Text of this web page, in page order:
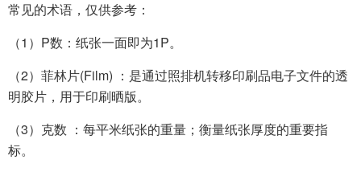
常见的术语，仅供参考：
（1）P数：纸张一面即为1P。
（2）菲林片(Film) ：是通过照排机转移印刷品电子文件的透
明胶片，用于印刷晒版。
（3）克数 ：每平米纸张的重量；衡量纸张厚度的重要指
标。